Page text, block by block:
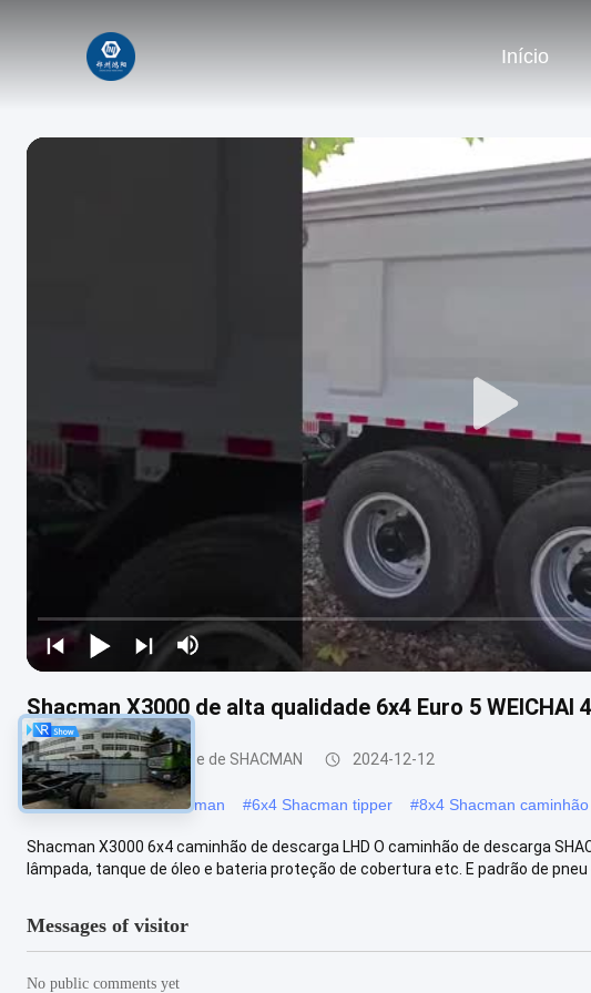
Início
Shacman X3000 de alta qualidade 6x4 Euro 5 WEICHAI
Caminhão basculante de SHACMAN 2024-12-12
#Pequeno camião Shacman #6x4 Shacman tipper #8x4 Shacman
Shacman X3000 6x4 caminhão de descarga LHD O caminhão de descarga
lâmpada, tanque de óleo e bateria proteção de cobertura etc. E padrão de pneu é
Messages of visitor
No public comments yet